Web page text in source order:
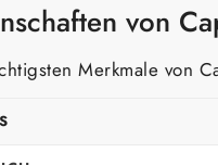
von
Merkmale von